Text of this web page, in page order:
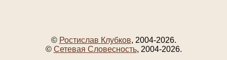
© Ростислав Клубков, 2004-2026.
© Сетевая Словесность, 2004-2026.